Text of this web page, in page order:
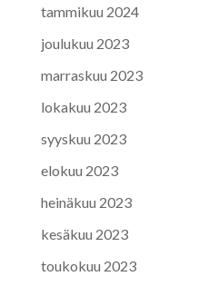
tammikuu 2024
joulukuu 2023
marraskuu 2023
lokakuu 2023
syyskuu 2023
elokuu 2023
heinäkuu 2023
kesäkuu 2023
toukokuu 2023